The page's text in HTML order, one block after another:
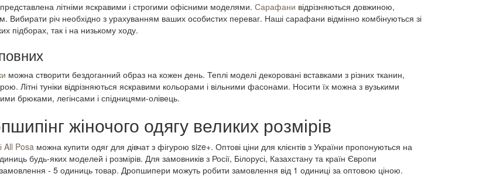
​​літніми яскравими і строгими офісними моделями. Сарафани відрізняються довжиною,
Вибирати річ необхідно з урахуванням ваших особистих переваг. Наші сарафани відмінно комбінуються зі
підборах, так і на низькому ходу.
можна створити бездоганний образ на кожен день. Теплі моделі декоровані вставками з різних тканин,
Літні туніки відрізняються яскравими кольорами і вільними фасонами. Носити їх можна з вузькими
брюками, легінсами і спідницями-олівець.
жіночого одягу великих розмірів
All Posa можна купити одяг для дівчат з фігурою size+. Оптові ціни для клієнтів з України пропонуються на
будь-яких моделей і розмірів. Для замовників з Росії, Білорусі, Казахстану та країн Європи
- 5 одиниць товар. Дропшипери можуть робити замовлення від 1 одиниці за оптовою ціною.